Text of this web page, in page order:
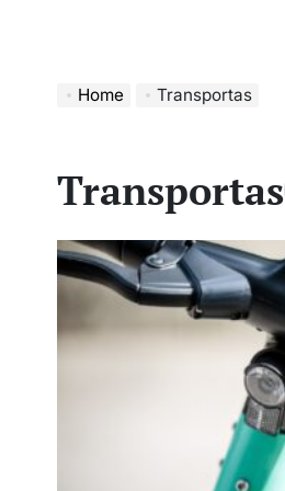
Home Transportas
Transportas